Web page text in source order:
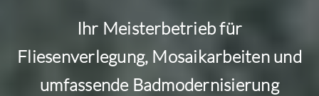
Ihr Meisterbetrieb für
Fliesenverlegung, Mosaikarbeiten und
umfassende Badmodernisierung